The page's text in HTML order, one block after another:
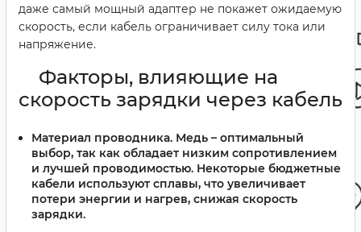
даже самый мощный адаптер не покажет ожидаемую
скорость, если кабель ограничивает силу тока или
напряжение.
Факторы, влияющие на
скорость зарядки через кабель
Материал проводника. Медь – оптимальный
выбор, так как обладает низким сопротивлением
и лучшей проводимостью. Некоторые бюджетные
кабели используют сплавы, что увеличивает
потери энергии и нагрев, снижая скорость
зарядки.